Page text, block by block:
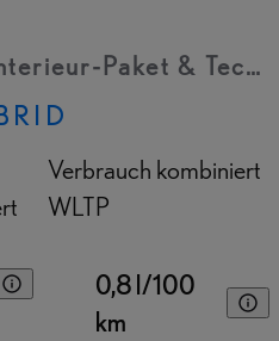
Paket &
Verbrauch kombiniert
WLTP
0,8 l/100
km